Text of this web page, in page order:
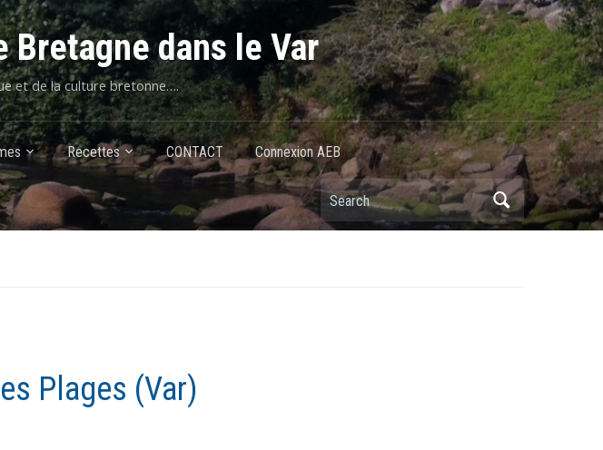
Bretagne dans le Var
et de la culture bretonne….
Recettes CONTACT Connexion AEB
Plages (Var)